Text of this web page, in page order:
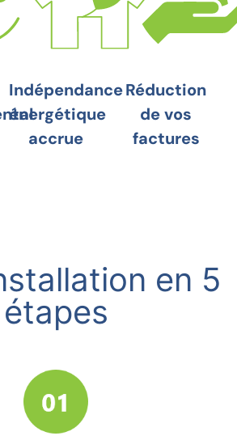
Indépendance
énergétique
accrue
Réduction
de vos
factures
en 5
étapes